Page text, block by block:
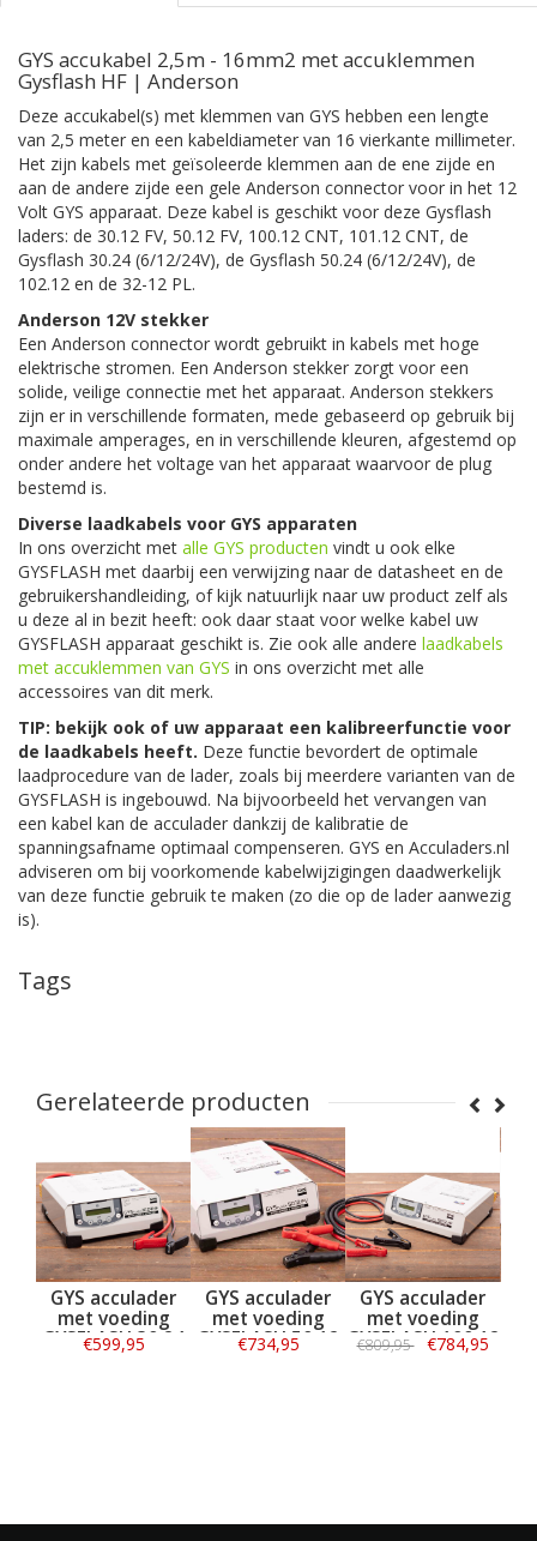
GYS accukabel 2,5m - 16mm2 met accuklemmen
Gysflash HF | Anderson
Deze accukabel(s) met klemmen van GYS hebben een lengte
van 2,5 meter en een kabeldiameter van 16 vierkante millimeter.
Het zijn kabels met geïsoleerde klemmen aan de ene zijde en
aan de andere zijde een gele Anderson connector voor in het 12
Volt GYS apparaat. Deze kabel is geschikt voor deze Gysflash
laders: de 30.12 FV, 50.12 FV, 100.12 CNT, 101.12 CNT, de
Gysflash 30.24 (6/12/24V), de Gysflash 50.24 (6/12/24V), de
102.12 en de 32-12 PL.
Anderson 12V stekker
Een Anderson connector wordt gebruikt in kabels met hoge
elektrische stromen. Een Anderson stekker zorgt voor een
solide, veilige connectie met het apparaat. Anderson stekkers
zijn er in verschillende formaten, mede gebaseerd op gebruik bij
maximale amperages, en in verschillende kleuren, afgestemd op
onder andere het voltage van het apparaat waarvoor de plug
bestemd is.
Diverse laadkabels voor GYS apparaten
In ons overzicht met alle GYS producten vindt u ook elke
GYSFLASH met daarbij een verwijzing naar de datasheet en de
gebruikershandleiding, of kijk natuurlijk naar uw product zelf als
u deze al in bezit heeft: ook daar staat voor welke kabel uw
GYSFLASH apparaat geschikt is. Zie ook alle andere laadkabels
met accuklemmen van GYS in ons overzicht met alle
accessoires van dit merk.
TIP: bekijk ook of uw apparaat een kalibreerfunctie voor
de laadkabels heeft. Deze functie bevordert de optimale
laadprocedure van de lader, zoals bij meerdere varianten van de
GYSFLASH is ingebouwd. Na bijvoorbeeld het vervangen van
een kabel kan de acculader dankzij de kalibratie de
spanningsafname optimaal compenseren. GYS en Acculaders.nl
adviseren om bij voorkomende kabelwijzigingen daadwerkelijk
van deze functie gebruik te maken (zo die op de lader aanwezig
is).
Tags
Gerelateerde producten
GYS acculader
met voeding
GYSFLASH 30.24
€599,95
GYS acculader
met voeding
GYSFLASH 50.12
€734,95
GYS acculader
met voeding
GYSFLASH 100.12
HF 2.5M
€809,95 €784,95
GYS
€934,95